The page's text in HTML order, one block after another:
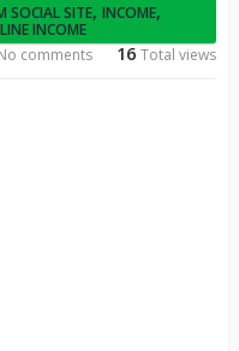
SOCIAL SITE, INCOME,
INCOME
16Total views
comments